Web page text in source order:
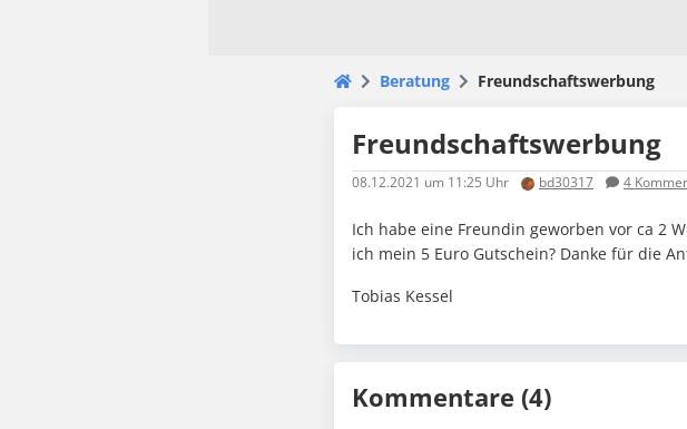
Beratung Freundschaftswerbung
Freundschaftswerbung
08.12.2021 um 11:25 Uhr bd30317 4
Ich habe eine Freundin geworben vor ca 2
ich mein 5 Euro Gutschein? Danke für die
Tobias Kessel
Kommentare (4)